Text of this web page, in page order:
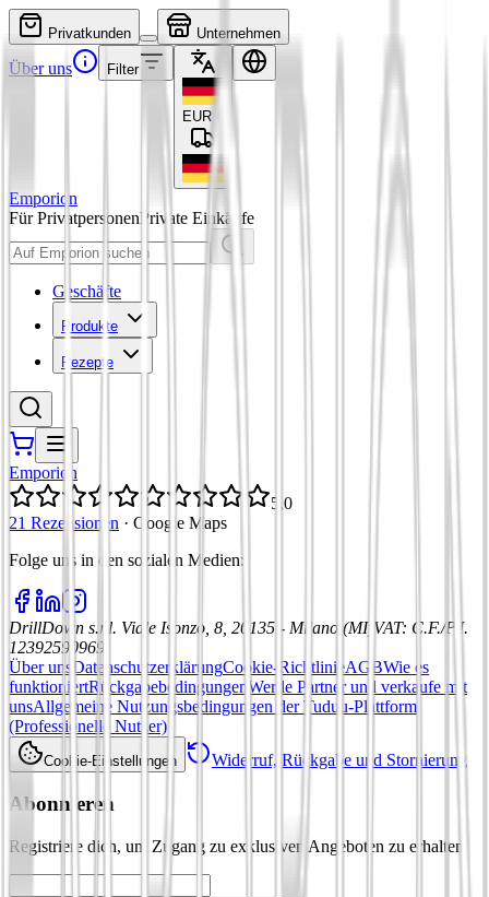
Privatkunden Unternehmen
Über uns Filter
EUR
Emporion
Für PrivatpersonenPrivate Einkäufe
Geschäfte
Produkte
Rezepte
Emporion
5,0
21 Rezensionen · Google Maps
Folge uns in den sozialen Medien:
DrillDown s.r.l. Viale Isonzo, 8, 20135 - Milano (MI) VAT: C.F./P.I.
12392590969
Über uns DatenschutzerklärungCookie-RichtlinieAGBWie es
funktioniertRückgabebedingungen Werde Partner und verkaufe mit
unsAllgemeine Nutzungsbedingungen der Tuduu-Plattform
(Professionelle Nutzer)
Cookie-Einstellungen Widerruf, Rückgabe und Stornierung
Abonnieren
Registriere dich, um Zugang zu exklusiven Angeboten zu erhalten